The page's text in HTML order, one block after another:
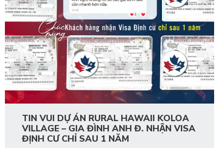
TIN VUI DỰ ÁN RURAL HAWAII KOLOA
VILLAGE – GIA ĐÌNH ANH Đ. NHẬN VISA
ĐỊNH CƯ CHỈ SAU 1 NĂM